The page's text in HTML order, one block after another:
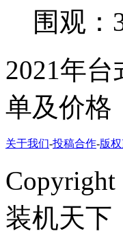
围观：
2021年
单及价格
关于我们-投稿合作-版
Copyright
装机天下